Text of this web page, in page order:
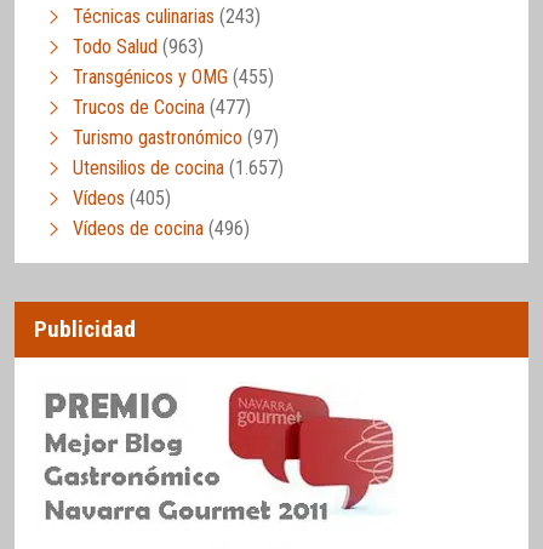
Técnicas culinarias (243)
Todo Salud (963)
Transgénicos y OMG (455)
Trucos de Cocina (477)
Turismo gastronómico (97)
Utensilios de cocina (1.657)
Vídeos (405)
Vídeos de cocina (496)
Publicidad